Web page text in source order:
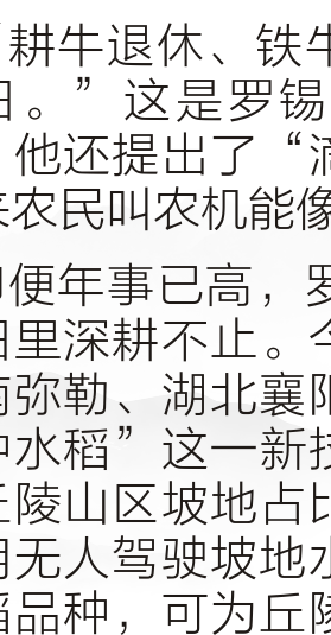
耕牛退休、铁
。”这是罗
他还提出了“
民叫农机能
便年事已高，
里深耕不止。
弥勒、湖北
水稻”这一
陵山区坡地占
无人驾驶坡地
品种，可为丘